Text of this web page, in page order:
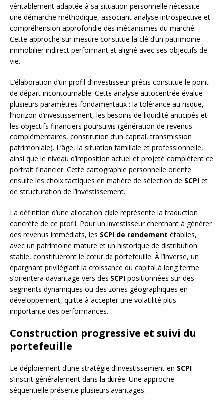
véritablement adaptée à sa situation personnelle nécessite
une démarche méthodique, associant analyse introspective et
compréhension approfondie des mécanismes du marché.
Cette approche sur mesure constitue la clé d’un patrimoine
immobilier indirect performant et aligné avec ses objectifs de
vie.
L’élaboration d’un profil d’investisseur précis constitue le point
de départ incontournable. Cette analyse autocentrée évalue
plusieurs paramètres fondamentaux : la tolérance au risque,
l’horizon d’investissement, les besoins de liquidité anticipés et
les objectifs financiers poursuivis (génération de revenus
complémentaires, constitution d’un capital, transmission
patrimoniale). L’âge, la situation familiale et professionnelle,
ainsi que le niveau d’imposition actuel et projeté complètent ce
portrait financier. Cette cartographie personnelle oriente
ensuite les choix tactiques en matière de sélection de SCPI et
de structuration de l’investissement.
La définition d’une allocation cible représente la traduction
concrète de ce profil. Pour un investisseur cherchant à générer
des revenus immédiats, les SCPI de rendement établies,
avec un patrimoine mature et un historique de distribution
stable, constitueront le cœur de portefeuille. À l’inverse, un
épargnant privilégiant la croissance du capital à long terme
s’orientera davantage vers des SCPI positionnées sur des
segments dynamiques ou des zones géographiques en
développement, quitte à accepter une volatilité plus
importante des performances.
Construction progressive et suivi du
portefeuille
Le déploiement d’une stratégie d’investissement en SCPI
s’inscrit généralement dans la durée. Une approche
séquentielle présente plusieurs avantages :